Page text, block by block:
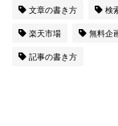
文章の書き方 検
楽天市場 無料企
記事の書き方